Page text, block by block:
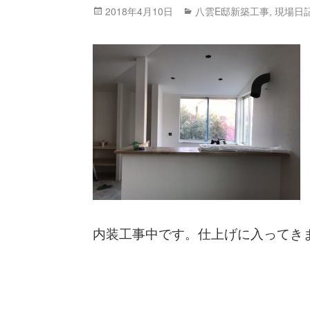
Posted
2018年4月10日 Categories
八雲E邸新築工事,現場日
内装工事中です。仕上げに入ってき